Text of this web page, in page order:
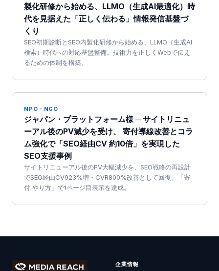
製化研修から始める、LLMO（生成AI最適化）時
代を見据えた「正しく伝わる」情報発信基盤づ
くり
SEO初期診断とSEO内製化研修から始める、LLMO（生成AI
検索）時代への対応基盤整備。技術力を正しくWebで伝え
るための体制を構築。
NPO・NGO
ジャパン・プラットフォーム様 ─ サイトリニュ
ーアル後のPV減少を受け、 寄付導線改善とコラ
ム強化で「SEO経由CV 約10倍」を実現した
SEO支援事例
サイトリニューアル後のPV大幅減少を、SEO戦略の再設計
でSEO経由CV923%増・CVR800%改善として回復。「寄
付 やり方」で1ページ目表示を達成。
企業情報